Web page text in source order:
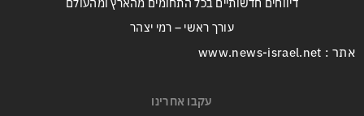
דיווחים חדשותיים בכל התחומים מהארץ ומהעולם
עורך ראשי – רמי יצהר
אתר : www.news-israel.net
עקבו אחרינו